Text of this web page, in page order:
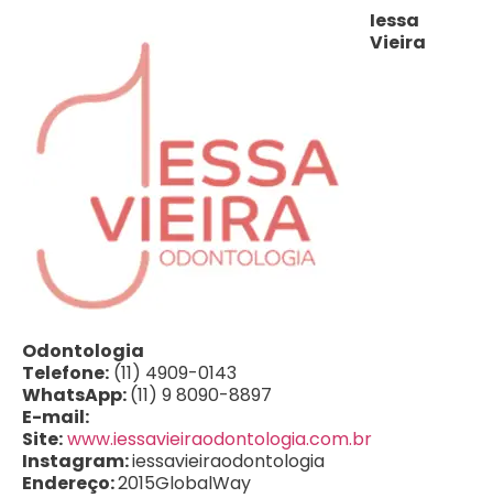
Iessa
Vieira
Odontologia
Telefone: (11) 4909-0143
WhatsApp:(11) 9 8090-8897
E-mail:
Site:www.iessavieiraodontologia.com.br
Instagram:iessavieiraodontologia
Endereço:2015GlobalWay